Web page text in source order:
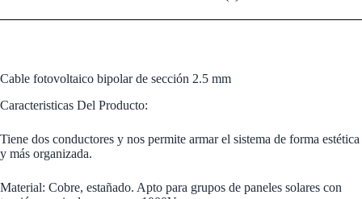
Cable fotovoltaico bipolar de sección 2.5 mm
Caracteristicas Del Producto:
Tiene dos conductores y nos permite armar el sistema de forma estética
y más organizada.
Material: Cobre, estañado. Apto para grupos de paneles solares con